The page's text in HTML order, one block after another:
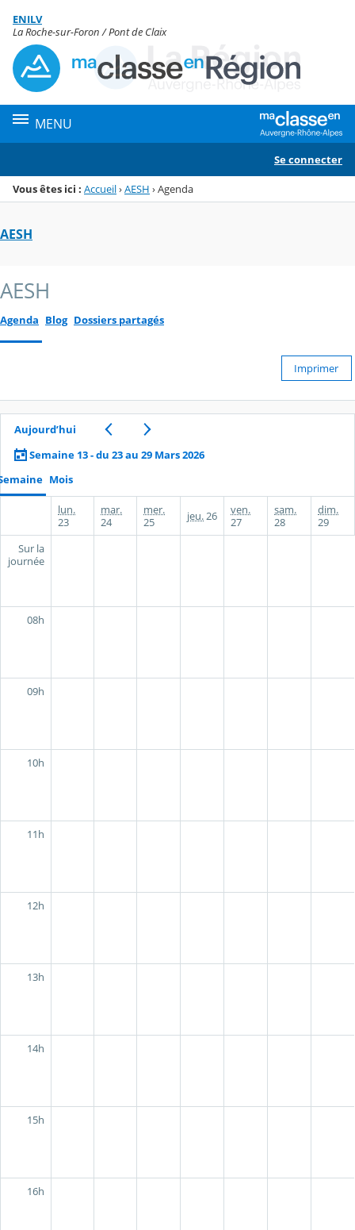
Menu de la rubrique
Contenu
ENILV
La Roche-sur-Foron / Pont de Claix
MENU
Se connecter
Vous êtes ici : Accueil›AESH ›Agenda
AESH
AESH
Agenda Blog Dossiers partagés
Imprimer
Aujourd’hui
Semaine 13 - du 23 au 29 Mars 2026
Mois
lun.
23
mar.
24
mer.
25
jeu. 26
ven.
27
sam.
28
dim.
29
Sur la
journée
08h
09h
10h
11h
12h
13h
14h
15h
16h